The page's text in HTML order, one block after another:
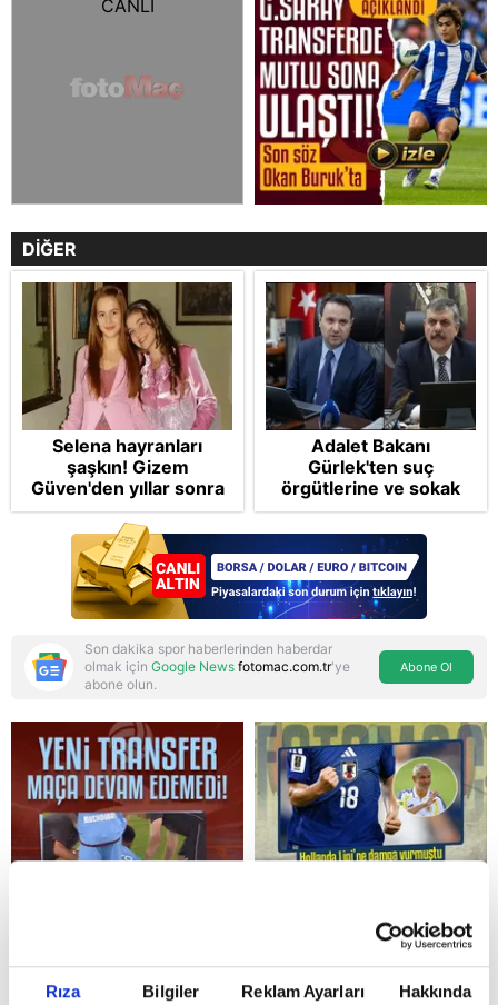
Rıza Bilgiler Reklam Ayarları Hakkında
Reddet
DİĞER
Selena hayranları
şaşkın! Gizem
Güven'den yıllar sonra
gelen Cansu Demirci
itirafı! "Konuşmuyoruz"
Adalet Bakanı
Gürlek'ten suç
örgütlerine ve sokak
çetelerine net mesaj:
"Devlet tepenize
binecek"
Son dakika spor haberlerinden haberdar
olmak için Google News fotomac.com.tr'ye
abone olun.
Abone Ol